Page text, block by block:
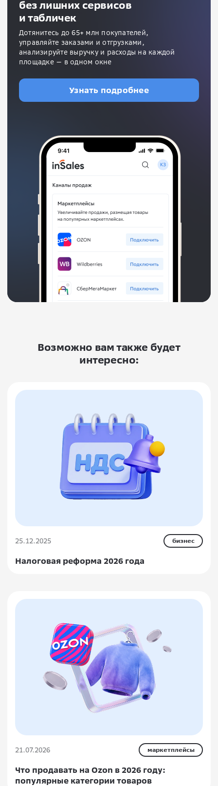
без лишних сервисов
и табличек
Дотянитесь до 65+ млн покупателей,
управляйте заказами и отгрузками,
анализируйте выручку и расходы на каждой
площадке — в одном окне
Узнать подробнее
Возможно вам также будет
интересно:
25.12.2025 бизнес
Налоговая реформа 2026 года
21.07.2026 маркетплейсы
Что продавать на Ozon в 2026 году:
популярные категории товаров